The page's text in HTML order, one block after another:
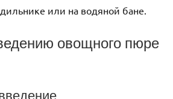
или на водяной бане.
овощного пюре